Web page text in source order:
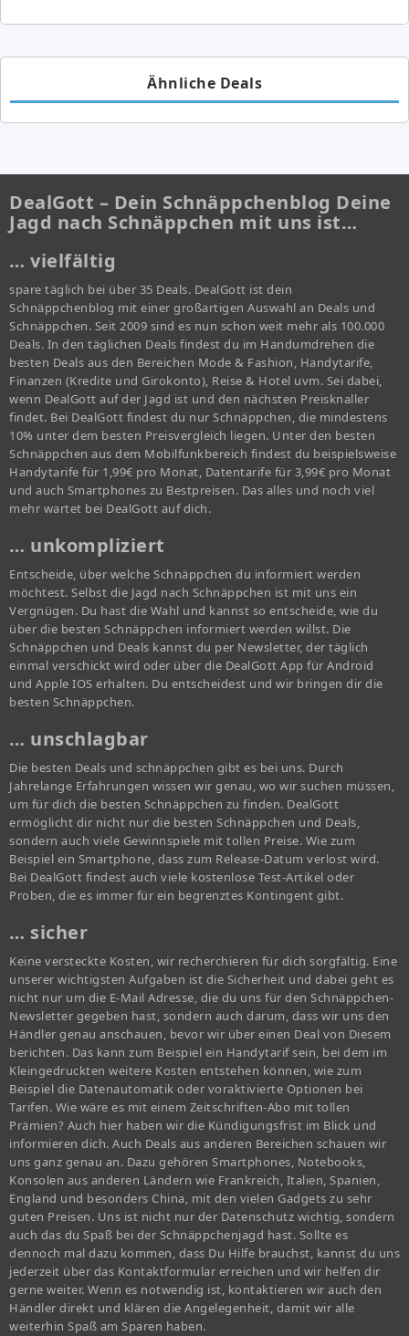
Ähnliche Deals
DealGott – Dein Schnäppchenblog Deine
Jagd nach Schnäppchen mit uns ist…
… vielfältig
spare täglich bei über 35 Deals. DealGott ist dein
Schnäppchenblog mit einer großartigen Auswahl an Deals und
Schnäppchen. Seit 2009 sind es nun schon weit mehr als 100.000
Deals. In den täglichen Deals findest du im Handumdrehen die
besten Deals aus den Bereichen Mode & Fashion, Handytarife,
Finanzen (Kredite und Girokonto), Reise & Hotel uvm. Sei dabei,
wenn DealGott auf der Jagd ist und den nächsten Preisknaller
findet. Bei DealGott findest du nur Schnäppchen, die mindestens
10% unter dem besten Preisvergleich liegen. Unter den besten
Schnäppchen aus dem Mobilfunkbereich findest du beispielsweise
Handytarife für 1,99€ pro Monat, Datentarife für 3,99€ pro Monat
und auch Smartphones zu Bestpreisen. Das alles und noch viel
mehr wartet bei DealGott auf dich.
… unkompliziert
Entscheide, über welche Schnäppchen du informiert werden
möchtest. Selbst die Jagd nach Schnäppchen ist mit uns ein
Vergnügen. Du hast die Wahl und kannst so entscheide, wie du
über die besten Schnäppchen informiert werden willst. Die
Schnäppchen und Deals kannst du per Newsletter, der täglich
einmal verschickt wird oder über die DealGott App für Android
und Apple IOS erhalten. Du entscheidest und wir bringen dir die
besten Schnäppchen.
… unschlagbar
Die besten Deals und schnäppchen gibt es bei uns. Durch
Jahrelange Erfahrungen wissen wir genau, wo wir suchen müssen,
um für dich die besten Schnäppchen zu finden. DealGott
ermöglicht dir nicht nur die besten Schnäppchen und Deals,
sondern auch viele Gewinnspiele mit tollen Preise. Wie zum
Beispiel ein Smartphone, dass zum Release-Datum verlost wird.
Bei DealGott findest auch viele kostenlose Test-Artikel oder
Proben, die es immer für ein begrenztes Kontingent gibt.
… sicher
Keine versteckte Kosten, wir recherchieren für dich sorgfältig. Eine
unserer wichtigsten Aufgaben ist die Sicherheit und dabei geht es
nicht nur um die E-Mail Adresse, die du uns für den Schnäppchen-
Newsletter gegeben hast, sondern auch darum, dass wir uns den
Händler genau anschauen, bevor wir über einen Deal von Diesem
berichten. Das kann zum Beispiel ein Handytarif sein, bei dem im
Kleingedruckten weitere Kosten entstehen können, wie zum
Beispiel die Datenautomatik oder voraktivierte Optionen bei
Tarifen. Wie wäre es mit einem Zeitschriften-Abo mit tollen
Prämien? Auch hier haben wir die Kündigungsfrist im Blick und
informieren dich. Auch Deals aus anderen Bereichen schauen wir
uns ganz genau an. Dazu gehören Smartphones, Notebooks,
Konsolen aus anderen Ländern wie Frankreich, Italien, Spanien,
England und besonders China, mit den vielen Gadgets zu sehr
guten Preisen. Uns ist nicht nur der Datenschutz wichtig, sondern
auch das du Spaß bei der Schnäppchenjagd hast. Sollte es
dennoch mal dazu kommen, dass Du Hilfe brauchst, kannst du uns
jederzeit über das Kontaktformular erreichen und wir helfen dir
gerne weiter. Wenn es notwendig ist, kontaktieren wir auch den
Händler direkt und klären die Angelegenheit, damit wir alle
weiterhin Spaß am Sparen haben.